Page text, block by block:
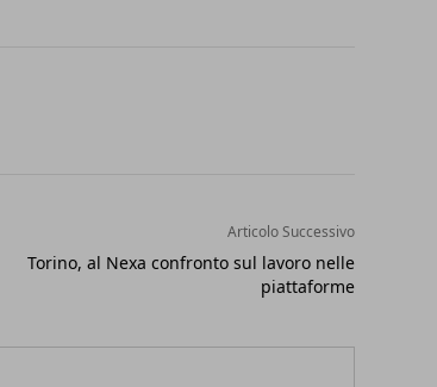
Articolo Successivo
Torino, al Nexa confronto sul lavoro nelle
piattaforme